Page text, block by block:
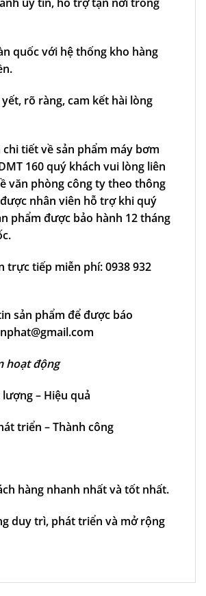
quốc với hệ thống kho hàng
rõ ràng, cam kết hài lòng
tiết về sản phẩm máy bơm
160quý khách vui lòng liên
văn phòng công ty theo thông
nhân viên hỗ trợ khi quý
phẩm được bảo hành 12 tháng
trực tiếp miễn phí:0938 932
sản phẩm để được báo
hoạt động
– Hiệu quả
triển – Thành công
hàng nhanh nhất và tốt nhất.
duy trì, phát triển và mở rộng